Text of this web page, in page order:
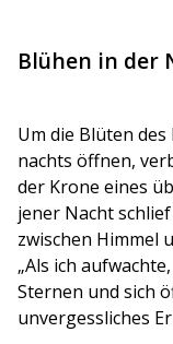
Blühen in der
Um die Blüten
nachts öffnen,
der Krone eines
jener Nacht
zwischen Himmel
„Als ich
Sternen und sich
unvergessliches